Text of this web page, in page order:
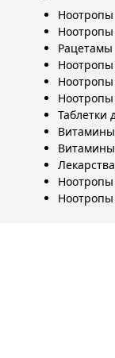
Ноотропы
Ноотропы
Рацетамы
Ноотропы
Таблетки
Ноотропы